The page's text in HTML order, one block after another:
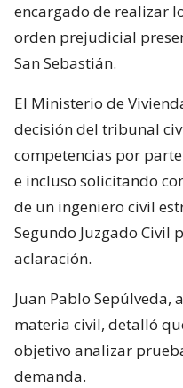
encargado de realizar
orden prejudicial
San Sebastián.
El Ministerio de
decisión del tribunal
competencias por
e incluso solicitando
de un ingeniero civil
Segundo Juzgado Civil
aclaración.
Juan Pablo Sepúlveda,
materia civil, detalló
objetivo analizar
demanda.